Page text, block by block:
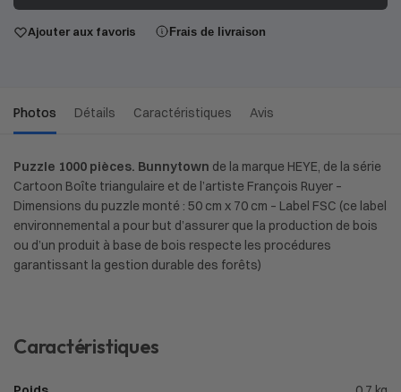
Ajouter aux favoris Frais de livraison
Photos Détails Caractéristiques Avis
Puzzle 1000 pièces. Bunnytown de la marque HEYE, de la série
Cartoon Boîte triangulaire et de l’artiste François Ruyer –
Dimensions du puzzle monté : 50 cm x 70 cm – Label FSC (ce label
environnemental a pour but d’assurer que la production de bois
ou d’un produit à base de bois respecte les procédures
garantissant la gestion durable des forêts)
Caractéristiques